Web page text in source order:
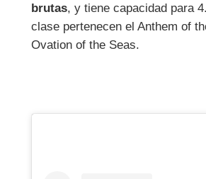
brutas, y tiene capacidad para
clase pertenecen el Anthem of
Ovation of the Seas.